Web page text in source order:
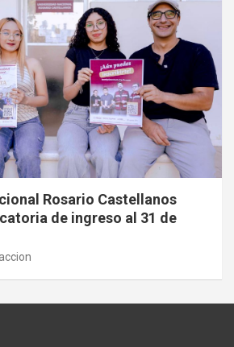
Rosario Castellanos
de ingreso al 31 de